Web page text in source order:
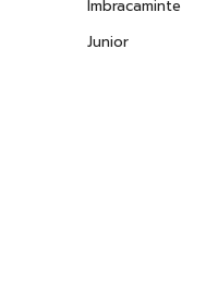
Imbracaminte
Junior